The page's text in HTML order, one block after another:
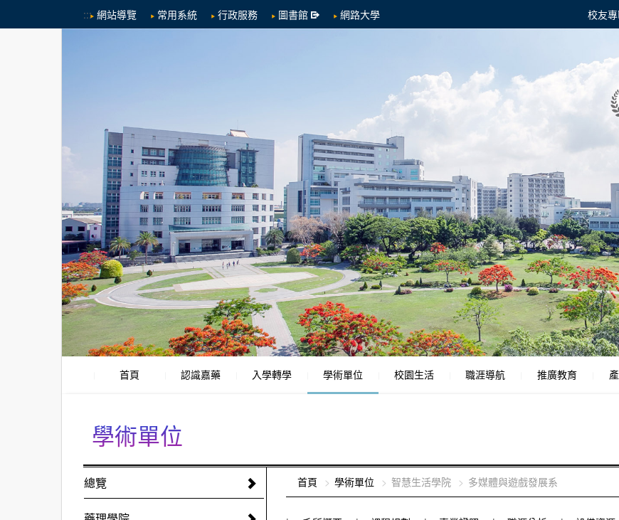
跳到中央內容區塊::: 網站導覽 常用系統 行政服務 圖書館 網路大學 校友
首頁 認識嘉藥 入學轉學 學術單位 校園生活 職涯導航 推廣教育
學術單位
總覽 首頁 學術單位 智慧生活學院 多媒體與遊戲發展系